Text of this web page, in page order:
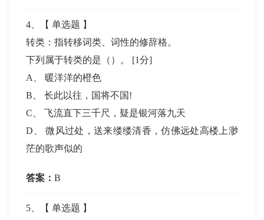
4 、【单选题 】
转类：指转移词类、词性的修辞格。
下列属于转类的是（）。 [1分]
A
暖洋洋的橙色
B 、长此以往，国将不国!
C 、飞流直下三千尺，疑是银河落九天
D 、微风过处，送来缕缕清香，仿佛远处高楼上渺
茫的歌声似的
答案：B
5 、【单选题 】